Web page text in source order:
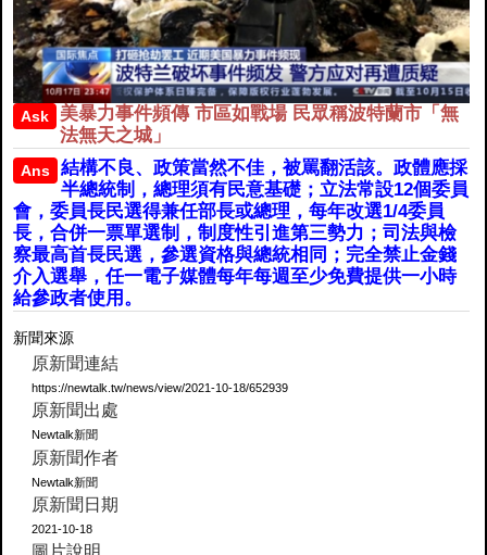
Ask
美暴力事件頻傳 市區如戰場 民眾稱波特蘭市「無
法無天之城」
Ans
結構不良、政策當然不佳，被罵翻活該。政體應採
半總統制，總理須有民意基礎；立法常設12個委員
會，委員長民選得兼任部長或總理，每年改選1/4委員
長，合併一票單選制，制度性引進第三勢力；司法與檢
察最高首長民選，參選資格與總統相同；完全禁止金錢
介入選舉，任一電子媒體每年每週至少免費提供一小時
給參政者使用。
新聞來源
原新聞連結
https://newtalk.tw/news/view/2021-10-18/652939
原新聞出處
Newtalk新聞
原新聞作者
Newtalk新聞
原新聞日期
2021-10-18